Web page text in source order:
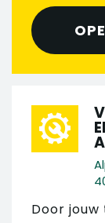
Door